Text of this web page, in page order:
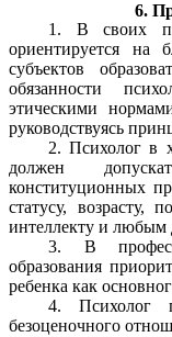
6.
1. В своих
ориентируется на
субъектов
обязанности
этическими
руководствуясь
2. Психолог в
должен
конституционных
статусу, возрасту,
интеллекту и любым
3. В
образования
ребенка как
4. Психолог
безоценочного